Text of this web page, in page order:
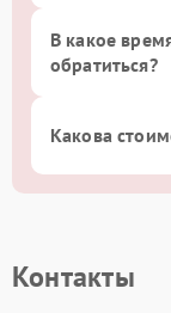
В какое
обратиться?
Какова
Контакты